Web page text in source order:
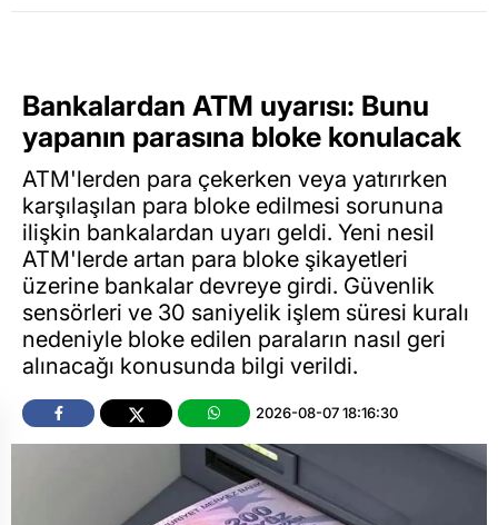
Bankalardan ATM uyarısı: Bunu
yapanın parasına bloke konulacak
ATM'lerden para çekerken veya yatırırken
karşılaşılan para bloke edilmesi sorununa
ilişkin bankalardan uyarı geldi. Yeni nesil
ATM'lerde artan para bloke şikayetleri
üzerine bankalar devreye girdi. Güvenlik
sensörleri ve 30 saniyelik işlem süresi kuralı
nedeniyle bloke edilen paraların nasıl geri
alınacağı konusunda bilgi verildi.
2026-08-07 18:16:30